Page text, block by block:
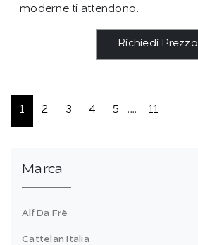
moderne ti attendono.
Richiedi Prezzo
1 2 3 4 5 .... 11
Marca
Alf Da Frè
Cattelan Italia